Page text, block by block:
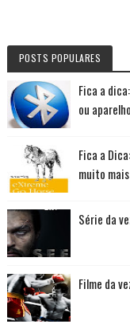
POSTS POPULARES
Fica a
ou
Fica a
muito
Série da
Filme da